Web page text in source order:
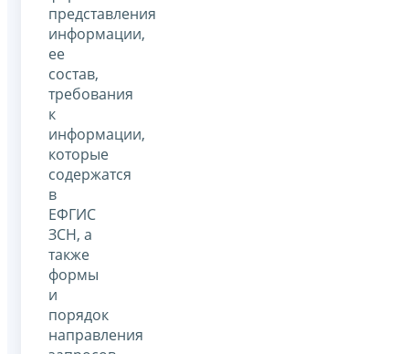
представления
информации,
ее
состав,
требования
к
информации,
которые
содержатся
в
ЕФГИС
ЗСН, а
также
формы
и
порядок
направления